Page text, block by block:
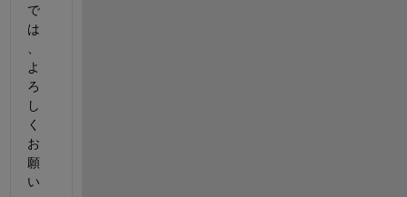
で
は
よ
ろ
し
く
お
願
い